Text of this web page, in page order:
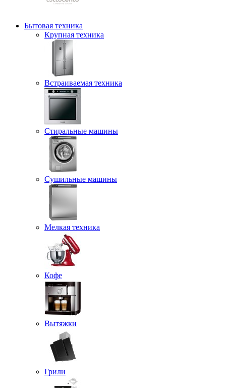
Бытовая техника
Крупная техника
Встраиваемая техника
Стиральные машины
Сушильные машины
Мелкая техника
Кофе
Вытяжки
Грили